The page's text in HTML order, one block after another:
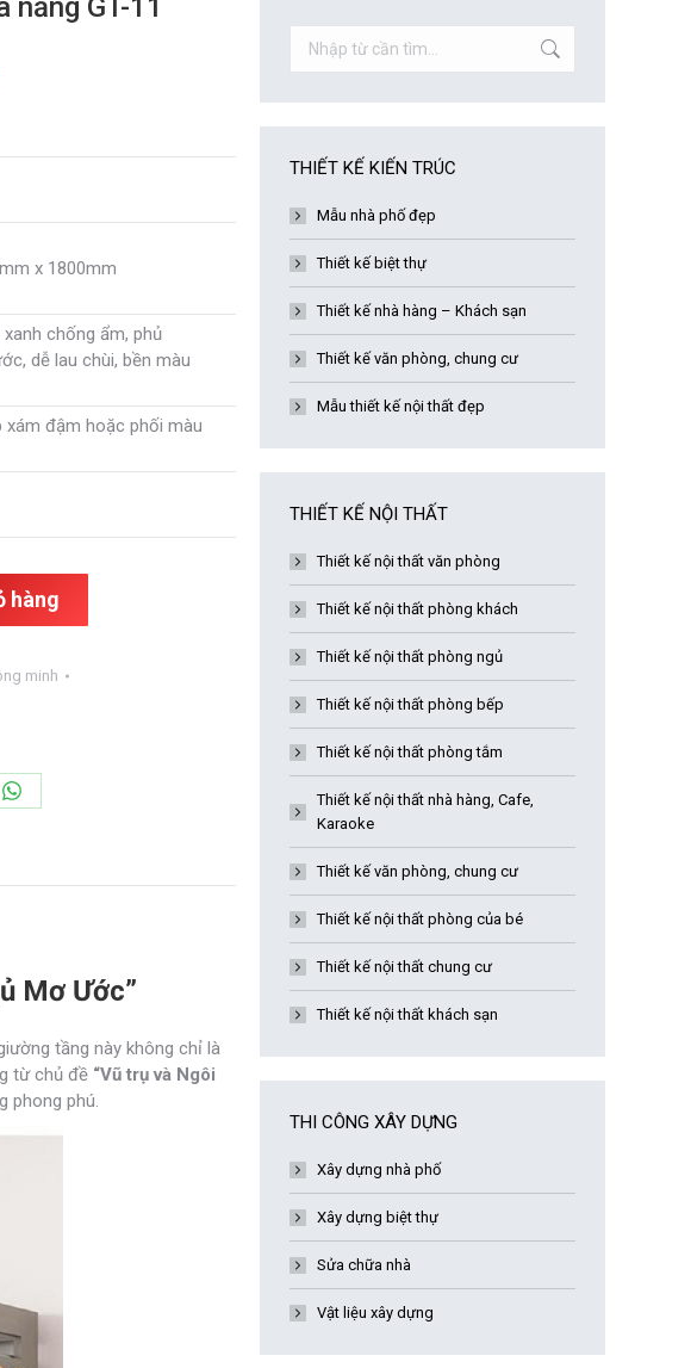
năng GT-11
x 1800mm
chống ẩm, phủ
dễ lau chùi, bền màu
đậm hoặc phối màu
hàng
minh
Share
Mơ Ước”
tầng này không chỉ là
từ chủ đề “Vũ trụ và Ngôi
phong phú.
THIẾT KẾ KIẾN TRÚC
Mẫu nhà phố đẹp
Thiết kế biệt thự
Thiết kế nhà hàng – Khách sạn
Thiết kế văn phòng, chung cư
Mẫu thiết kế nội thất đẹp
THIẾT KẾ NỘI THẤT
Thiết kế nội thất văn phòng
Thiết kế nội thất phòng khách
Thiết kế nội thất phòng ngủ
Thiết kế nội thất phòng bếp
Thiết kế nội thất phòng tắm
Thiết kế nội thất nhà hàng, Cafe,
Karaoke
Thiết kế văn phòng, chung cư
Thiết kế nội thất phòng của bé
Thiết kế nội thất chung cư
Thiết kế nội thất khách sạn
THI CÔNG XÂY DỰNG
Xây dựng nhà phố
Xây dựng biệt thự
Sửa chữa nhà
Vật liệu xây dựng